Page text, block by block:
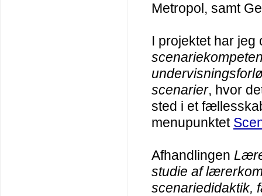
Metropol, samt
I projektet har
scenarier, hvor
sted i et
menupunktet
Afhandlingen
studie af
scenariedidaktik,